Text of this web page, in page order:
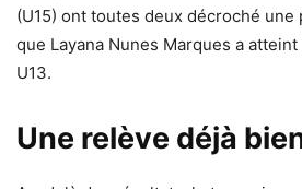
(U15) ont toutes deux décroché une
que Layana Nunes Marques a
U13.
Une relève déjà